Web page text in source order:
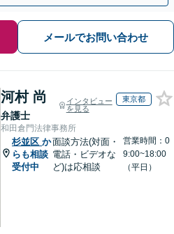
メールでお問い合わせ
河村 尚
弁護士
インタビュー
を見る
東京都
和田倉門法律事務所
杉並区 か
らも相談
受付中
面談方法(対面・
電話・ビデオな
ど)は応相談
営業時間：0
9:00~18:00
（平日）